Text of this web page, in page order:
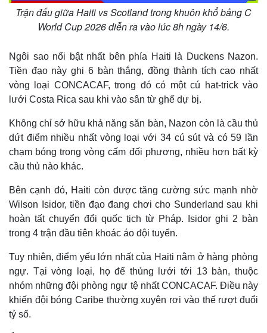
Kinh tế
Bất động sản
Khởi nghiệp
Thị trường
Giá vàng
Tiêu dùng
Chứng khoán
Giá cà phê
Trận đấu giữa Haiti vs Scotland trong khuôn khổ bảng C
World Cup 2026 diễn ra vào lúc 8h ngày 14/6.
Ngôi sao nổi bật nhất bên phía Haiti là Duckens Nazon.
Tiền đạo này ghi 6 bàn thắng, đồng thành tích cao nhất
vòng loại CONCACAF, trong đó có một cú hat-trick vào
lưới Costa Rica sau khi vào sân từ ghế dự bị.
Không chỉ sở hữu khả năng săn bàn, Nazon còn là cầu thủ
dứt điểm nhiều nhất vòng loại với 34 cú sút và có 59 lần
chạm bóng trong vòng cấm đối phương, nhiều hơn bất kỳ
cầu thủ nào khác.
Bên cạnh đó, Haiti còn được tăng cường sức mạnh nhờ
Wilson Isidor, tiền đạo đang chơi cho Sunderland sau khi
hoàn tất chuyển đổi quốc tịch từ Pháp. Isidor ghi 2 bàn
trong 4 trận đầu tiên khoác áo đội tuyển.
Tuy nhiên, điểm yếu lớn nhất của Haiti nằm ở hàng phòng
ngự. Tại vòng loại, họ để thủng lưới tới 13 bàn, thuộc
nhóm những đội phòng ngự tệ nhất CONCACAF. Điều này
khiến đội bóng Caribe thường xuyên rơi vào thế rượt đuổi
tỷ số.